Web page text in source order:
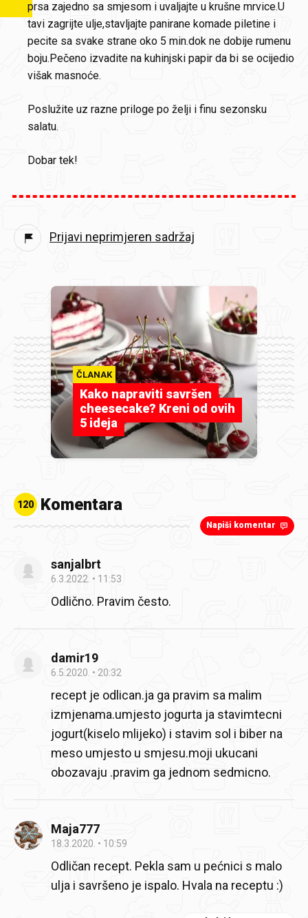
prsa zajedno sa smjesom i uvaljajte u krušne mrvice.U
tavi zagrijte ulje,stavljajte panirane komade piletine i
pecite sa svake strane oko 5 min.dok ne dobije rumenu
boju.Pečeno izvadite na kuhinjski papir da bi se ocijedio
višak masnoće.
Poslužite uz razne priloge po želji i finu sezonsku
salatu.
Dobar tek!
Prijavi neprimjeren sadržaj
ČLANAK
Kako napraviti savršen
cheesecake? Kreni od ovih
5 ideja
120 Komentara
Napiši komentar
sanjalbrt
6.3.2022. 11:53
Odlično. Pravim često.
damir19
6.5.2020. 20:32
recept je odlican.ja ga pravim sa malim
izmjenama.umjesto jogurta ja stavimtecni
jogurt(kiselo mlijeko) i stavim sol i biber na
meso umjesto u smjesu.moji ukucani
obozavaju .pravim ga jednom sedmicno.
Maja777
18.3.2020. 10:59
Odličan recept. Pekla sam u pećnici s malo
ulja i savršeno je ispalo. Hvala na receptu :)